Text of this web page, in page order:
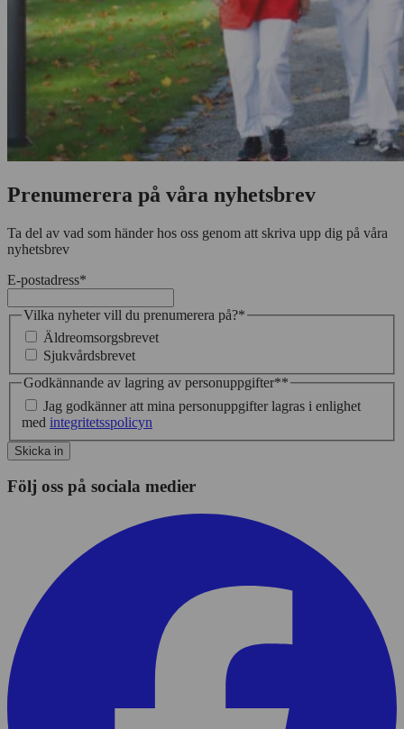
Prenumerera på våra nyhetsbrev
Ta del av vad som händer hos oss genom att skriva upp dig på våra
nyhetsbrev
E-postadress*
Vilka nyheter vill du prenumerera på?*
Äldreomsorgsbrevet
Sjukvårdsbrevet
Godkännande av lagring av personuppgifter**
Jag godkänner att mina personuppgifter lagras i enlighet
med integritetsspolicyn
Skicka in
Följ oss på sociala medier